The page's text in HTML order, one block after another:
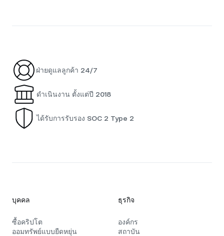
ฝ่ายดูแลลูกค้า 24/7
ดำเนินงาน ตั้งแต่ปี 2018
ได้รับการรับรอง SOC 2 Type 2
บุคคล
ซื้อคริปโต
ออมทรัพย์แบบยืดหยุ่น
ธุรกิจ
องค์กร
สถาบัน